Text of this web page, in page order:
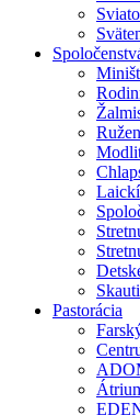
Skauti
Pastorácia